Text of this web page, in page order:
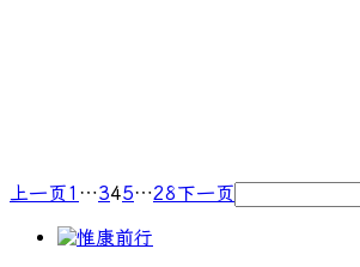
上一页1 …345…28下一页